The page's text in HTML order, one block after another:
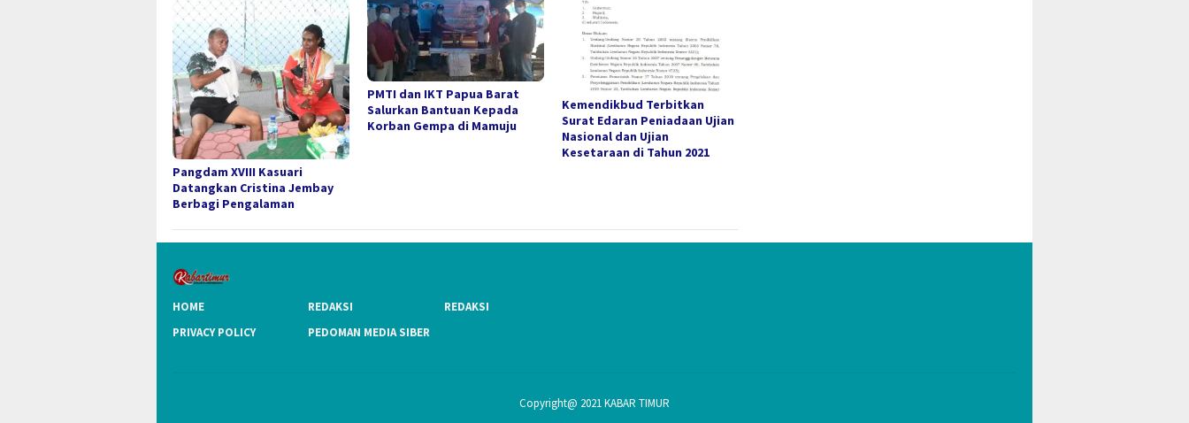
Pangdam XVIII Kasuari
Datangkan Cristina Jembay
Berbagi Pengalaman
PMTI dan IKT Papua Barat
Salurkan Bantuan Kepada
Korban Gempa di Mamuju
Kemendikbud Terbitkan
Surat Edaran Peniadaan Ujian
Nasional dan Ujian
Kesetaraan di Tahun 2021
HOME REDAKSI
REDAKSI
PRIVACY POLICY
PEDOMAN MEDIA SIBER
Copyright@ 2021 KABAR TIMUR